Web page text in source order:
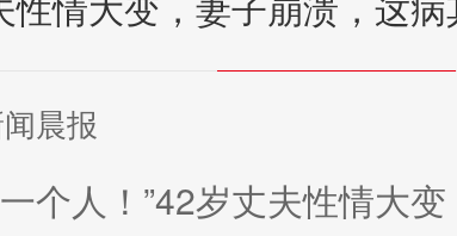
晨报
个人！”42岁丈夫性情大